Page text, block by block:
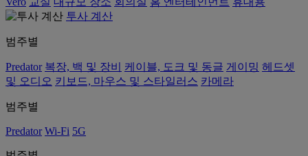
투사 계산
범주별
Predator 복장, 백 및 장비 케이블, 도크 및 동글 게이밍 헤드셋
및 오디오 키보드, 마우스 및 스타일러스 카메라
범주별
Predator Wi-Fi 5G